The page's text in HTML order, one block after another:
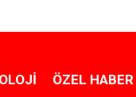
ÖZEL HABER